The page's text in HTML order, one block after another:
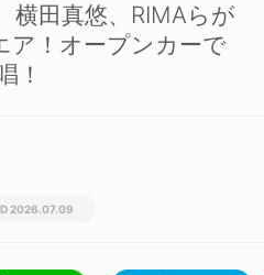
横田真悠、RIMAらが
ア！オープンカーで
！
2026.07.09